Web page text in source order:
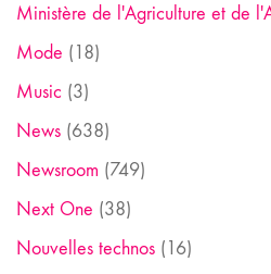
Ministère de l'Agriculture et de
Mode (18)
Music (3)
News (638)
Newsroom (749)
Next One (38)
Nouvelles technos (16)